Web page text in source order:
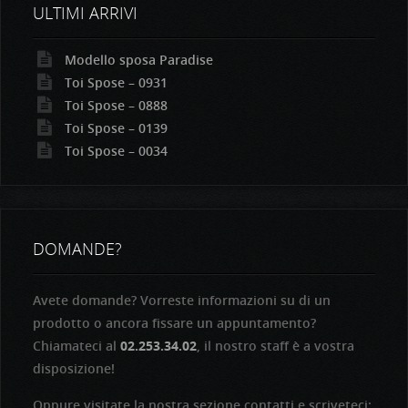
ULTIMI ARRIVI
Modello sposa Paradise
Toi Spose – 0931
Toi Spose – 0888
Toi Spose – 0139
Toi Spose – 0034
DOMANDE?
Avete domande? Vorreste informazioni su di un
prodotto o ancora fissare un appuntamento?
Chiamateci al 02.253.34.02 , il nostro staff è a vostra
disposizione!
Oppure visitate la nostra sezione contatti e scriveteci: